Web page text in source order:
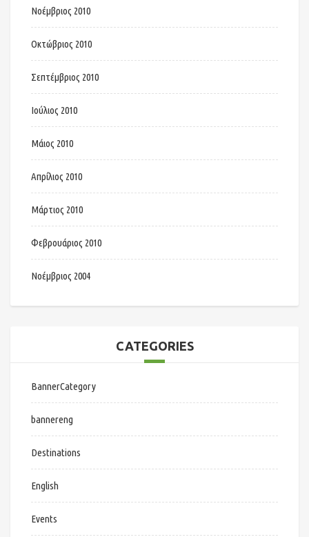
Νοέμβριος 2010
Οκτώβριος 2010
Σεπτέμβριος 2010
Ιούλιος 2010
Μάιος 2010
Απρίλιος 2010
Μάρτιος 2010
Φεβρουάριος 2010
Νοέμβριος 2004
CATEGORIES
BannerCategory
bannereng
Destinations
English
Events